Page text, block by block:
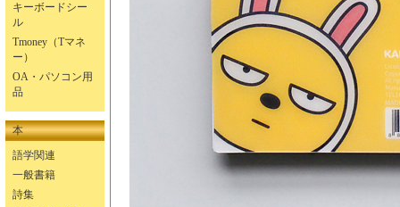
キーボードシー
ル
Tmoney（Tマネ
ー）
OA・パソコン用
品
本
語学関連
一般書籍
詩集